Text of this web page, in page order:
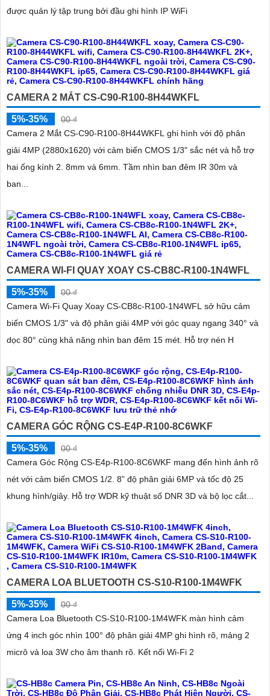
được quản lý tập trung bởi đầu ghi hình IP WiFi
CAMERA 2 MẮT CS-C90-R100-8H44WKFL
5%-35%
00 ₫
Camera 2 Mắt CS-C90-R100-8H44WKFL ghi hình với độ phân
giải 4MP (2880x1620) với cảm biến CMOS 1/3" sắc nét và hỗ trợ
hai ống kính 2. 8mm và 6mm. Tầm nhìn ban đêm IR 30m và
ban...
CAMERA WI-FI QUAY XOAY CS-CB8C-R100-1N4WFL
5%-35%
00 ₫
Camera Wi-Fi Quay Xoay CS-CB8c-R100-1N4WFL sở hữu cảm
biến CMOS 1/3" và độ phân giải 4MP với góc quay ngang 340° và
dọc 80° cùng khả năng nhìn ban đêm 15 mét. Hỗ trợ nén H
CAMERA GÓC RỘNG CS-E4P-R100-8C6WKF
5%-35%
00 ₫
Camera Góc Rộng CS-E4p-R100-8C6WKF mang đến hình ảnh rõ
nét với cảm biến CMOS 1/2. 8” độ phân giải 6MP và tốc độ 25
khung hình/giây. Hỗ trợ WDR kỹ thuật số DNR 3D và bộ lọc cắt...
CAMERA LOA BLUETOOTH CS-S10-R100-1M4WFK
5%-35%
00 ₫
Camera Loa Bluetooth CS-S10-R100-1M4WFK màn hình cảm
ứng 4 inch góc nhìn 100° độ phân giải 4MP ghi hình rõ, mảng 2
micrô và loa 3W cho âm thanh rõ. Kết nối Wi-Fi 2